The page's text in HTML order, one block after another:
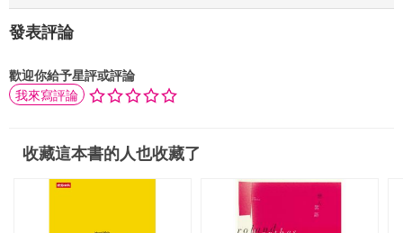
發表評論
歡迎你給予星評或評論
我來寫評論
收藏這本書的人也收藏了